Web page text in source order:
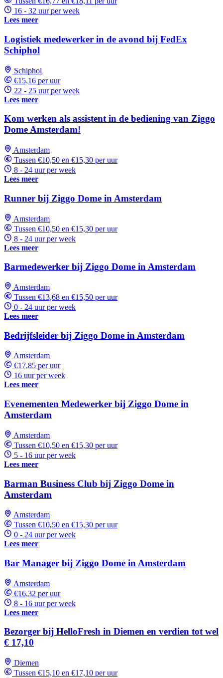
16 - 32 uur per week
Lees meer
Logistiek medewerker in de avond bij FedEx
Schiphol
Schiphol
€15,16 per uur
22 - 25 uur per week
Lees meer
Kom werken als assistent in de bediening van Ziggo
Dome Amsterdam!
Amsterdam
Tussen €10,50 en €15,30 per uur
8 - 24 uur per week
Lees meer
Runner bij Ziggo Dome in Amsterdam
Amsterdam
Tussen €10,50 en €15,30 per uur
8 - 24 uur per week
Lees meer
Barmedewerker bij Ziggo Dome in Amsterdam
Amsterdam
Tussen €13,68 en €15,50 per uur
0 - 24 uur per week
Lees meer
Bedrijfsleider bij Ziggo Dome in Amsterdam
Amsterdam
€17,85 per uur
16 uur per week
Lees meer
Evenementen Medewerker bij Ziggo Dome in
Amsterdam
Amsterdam
Tussen €10,50 en €15,30 per uur
5 - 16 uur per week
Lees meer
Barman Business Club bij Ziggo Dome in
Amsterdam
Amsterdam
Tussen €10,50 en €15,30 per uur
0 - 24 uur per week
Lees meer
Bar Manager bij Ziggo Dome in Amsterdam
Amsterdam
€16,32 per uur
8 - 16 uur per week
Lees meer
Bezorger bij HelloFresh in Diemen en verdien tot wel
€ 17,10
Diemen
Tussen €15,10 en €17,10 per uur